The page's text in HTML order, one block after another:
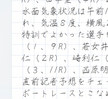
水面気象状況は午前
れ、気温８度、横
特訓でよかった選手
（１、９R）、若女
仁（２R）、崎利仁
（３、11R）、西原
直前記者予想をチ
ボートレースとこ